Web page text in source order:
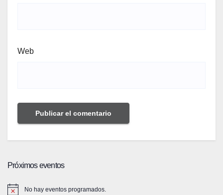
Web
Próximos eventos
No hay eventos programados.